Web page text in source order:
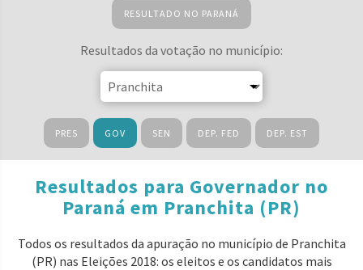
RESULTADO NO PARANÁ
Resultados da votação no município:
PRES GOV SEN DEP. FED DEP. EST
Resultados para Governador no
Paraná em Pranchita (PR)
Todos os resultados da apuração no município de Pranchita
(PR) nas Eleições 2018: os eleitos e os candidatos mais